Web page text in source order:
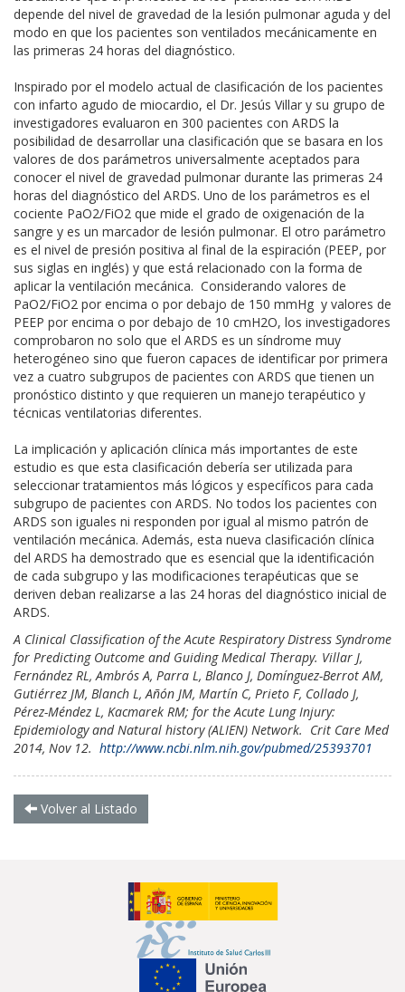
depende del nivel de gravedad de la lesión pulmonar aguda y del
modo en que los pacientes son ventilados mecánicamente en
las primeras 24 horas del diagnóstico.
Inspirado por el modelo actual de clasificación de los pacientes
con infarto agudo de miocardio, el Dr. Jesús Villar y su grupo de
investigadores evaluaron en 300 pacientes con ARDS la
posibilidad de desarrollar una clasificación que se basara en los
valores de dos parámetros universalmente aceptados para
conocer el nivel de gravedad pulmonar durante las primeras 24
horas del diagnóstico del ARDS. Uno de los parámetros es el
cociente PaO2/FiO2 que mide el grado de oxigenación de la
sangre y es un marcador de lesión pulmonar. El otro parámetro
es el nivel de presión positiva al final de la espiración (PEEP, por
sus siglas en inglés) y que está relacionado con la forma de
aplicar la ventilación mecánica. Considerando valores de
PaO2/FiO2 por encima o por debajo de 150 mmHg y valores de
PEEP por encima o por debajo de 10 cmH2O, los investigadores
comprobaron no solo que el ARDS es un síndrome muy
heterogéneo sino que fueron capaces de identificar por primera
vez a cuatro subgrupos de pacientes con ARDS que tienen un
pronóstico distinto y que requieren un manejo terapéutico y
técnicas ventilatorias diferentes.
La implicación y aplicación clínica más importantes de este
estudio es que esta clasificación debería ser utilizada para
seleccionar tratamientos más lógicos y específicos para cada
subgrupo de pacientes con ARDS. No todos los pacientes con
ARDS son iguales ni responden por igual al mismo patrón de
ventilación mecánica. Además, esta nueva clasificación clínica
del ARDS ha demostrado que es esencial que la identificación
de cada subgrupo y las modificaciones terapéuticas que se
deriven deban realizarse a las 24 horas del diagnóstico inicial de
ARDS.
A Clinical Classification of the Acute Respiratory Distress Syndrome
for Predicting Outcome and Guiding Medical Therapy. Villar J,
Fernández RL, Ambrós A, Parra L, Blanco J, Domínguez-Berrot AM,
Gutiérrez JM, Blanch L, Añón JM, Martín C, Prieto F, Collado J,
Pérez-Méndez L, Kacmarek RM; for the Acute Lung Injury:
Epidemiology and Natural history (ALIEN) Network. Crit Care Med
2014, Nov 12. http://www.ncbi.nlm.nih.gov/pubmed/25393701
Volver al Listado